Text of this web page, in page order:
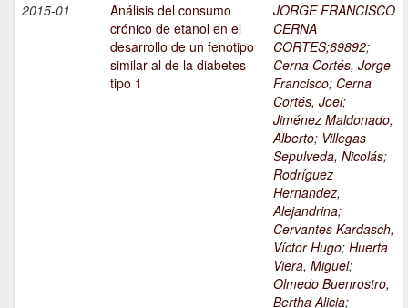
2015-01
Análisis del consumo
crónico de etanol en el
desarrollo de un fenotipo
similar al de la diabetes
tipo 1
JORGE FRANCISCO
CERNA
CORTES;69892;
Cerna Cortés, Jorge
Francisco; Cerna
Cortés, Joel;
Jiménez Maldonado,
Alberto; Villegas
Sepulveda, Nicolás;
Rodríguez
Hernandez,
Alejandrina;
Cervantes Kardasch,
Víctor Hugo; Huerta
Viera, Miguel;
Olmedo Buenrostro,
Bertha Alicia;